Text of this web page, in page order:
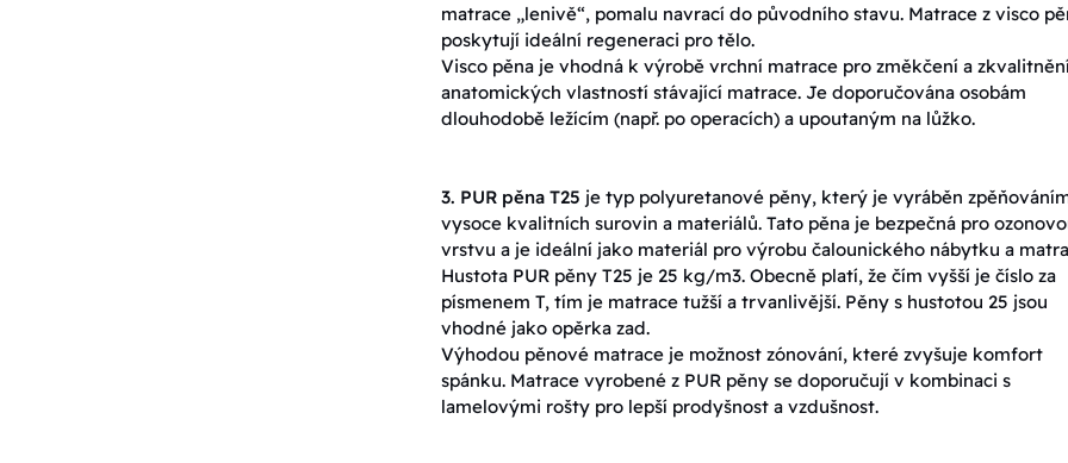
matrace „lenivě“, pomalu navrací do původního stavu. Matrace z visco
poskytují ideální regeneraci pro tělo.
Visco pěna je vhodná k výrobě vrchní matrace pro změkčení a
anatomických vlastností stávající matrace. Je doporučována osobám
dlouhodobě ležícím (např. po operacích) a upoutaným na lůžko.
3. PUR pěna T25 je typ polyuretanové pěny, který je vyráběn
vysoce kvalitních surovin a materiálů. Tato pěna je bezpečná pro
vrstvu a je ideální jako materiál pro výrobu čalounického nábytku a
Hustota PUR pěny T25 je 25 kg/m3. Obecně platí, že čím vyšší je číslo za
písmenem T, tím je matrace tužší a trvanlivější. Pěny s hustotou 25 jsou
vhodné jako opěrka zad.
Výhodou pěnové matrace je možnost zónování, které zvyšuje komfort
spánku. Matrace vyrobené z PUR pěny se doporučují v kombinaci s
lamelovými rošty pro lepší prodyšnost a vzdušnost.